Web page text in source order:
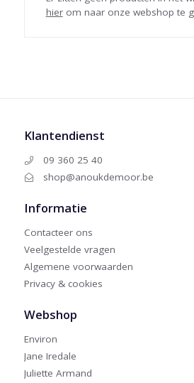
hierom naar onze webshop te
Klantendienst
09 360 25 40
shop@anoukdemoor.be
Informatie
Contacteer ons
Veelgestelde vragen
Algemene voorwaarden
Privacy & cookies
Webshop
Environ
Jane Iredale
Juliette Armand